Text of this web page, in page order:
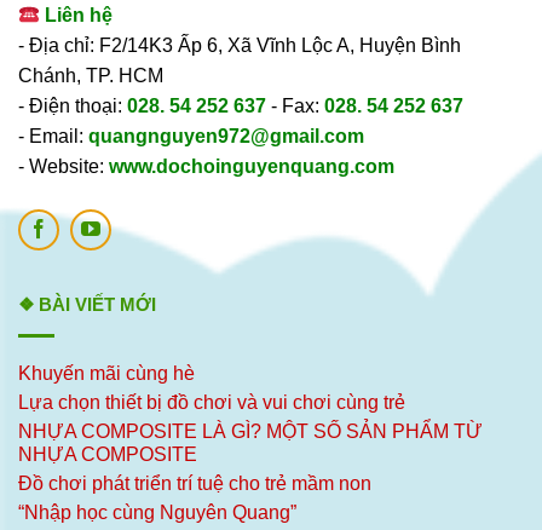
Liên hệ
- Địa chỉ: F2/14K3 Ấp 6, Xã Vĩnh Lộc A, Huyện Bình
Chánh, TP. HCM
- Điện thoại: 028. 54 252 637 - Fax: 028. 54 252 637
- Email: quangnguyen972@gmail.com
- Website: www.dochoinguyenquang.com
❖ BÀI VIẾT MỚI
Khuyến mãi cùng hè
Lựa chọn thiết bị đồ chơi và vui chơi cùng trẻ
NHỰA COMPOSITE LÀ GÌ? MỘT SỐ SẢN PHẨM TỪ
NHỰA COMPOSITE
Đồ chơi phát triển trí tuệ cho trẻ mầm non
“Nhập học cùng Nguyên Quang”